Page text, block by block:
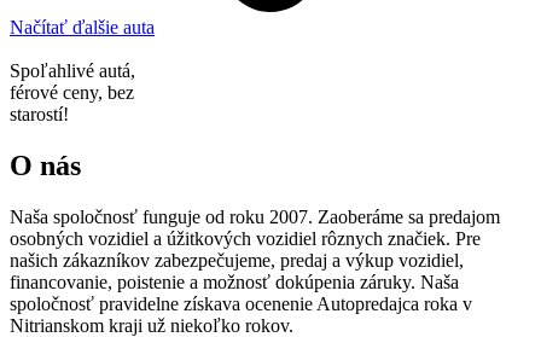
Načítať ďalšie auta
Spoľahlivé autá,
férové ceny, bez
starostí!
O nás
Naša spoločnosť funguje od roku 2007. Zaoberáme sa predajom
osobných vozidiel a úžitkových vozidiel rôznych značiek. Pre
našich zákazníkov zabezpečujeme, predaj a výkup vozidiel,
financovanie, poistenie a možnosť dokúpenia záruky. Naša
spoločnosť pravidelne získava ocenenie Autopredajca roka v
Nitrianskom kraji už niekoľko rokov.